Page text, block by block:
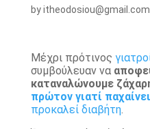
byitheodosiou@gmail.com
Μέχρι πρότινος
συμβούλευαν να
καταναλώνουμε
πρώτον γιατί παχαίνει
προκαλεί διαβήτη.